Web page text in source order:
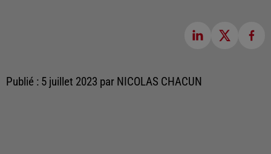
Publié : 5 juillet 2023 par NICOLAS CHACUN